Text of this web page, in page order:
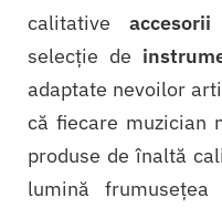
calitative
selecție de
adaptate nevoilor
că fiecare muzician
produse de înaltă
lumină